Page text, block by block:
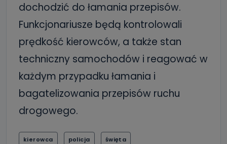
dochodzić do łamania przepisów.
Funkcjonariusze będą kontrolowali
prędkość kierowców, a także stan
techniczny samochodów i reagować w
każdym przypadku łamania i
bagatelizowania przepisów ruchu
drogowego.
kierowca policja święta